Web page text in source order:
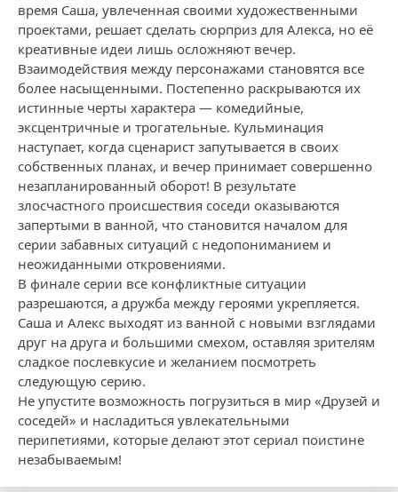
время Саша, увлеченная своими художественными
проектами, решает сделать сюрприз для Алекса, но её
креативные идеи лишь осложняют вечер.
Взаимодействия между персонажами становятся все
более насыщенными. Постепенно раскрываются их
истинные черты характера — комедийные,
эксцентричные и трогательные. Кульминация
наступает, когда сценарист запутывается в своих
собственных планах, и вечер принимает совершенно
незапланированный оборот! В результате
злосчастного происшествия соседи оказываются
запертыми в ванной, что становится началом для
серии забавных ситуаций с недопониманием и
неожиданными откровениями.
В финале серии все конфликтные ситуации
разрешаются, а дружба между героями укрепляется.
Саша и Алекс выходят из ванной с новыми взглядами
друг на друга и большими смехом, оставляя зрителям
сладкое послевкусие и желанием посмотреть
следующую серию.
Не упустите возможность погрузиться в мир «Друзей и
соседей» и насладиться увлекательными
перипетиями, которые делают этот сериал поистине
незабываемым!